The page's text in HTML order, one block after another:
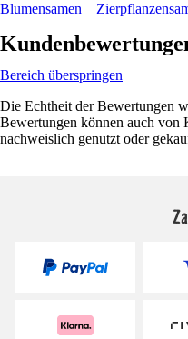
Blumensamen
Bereich überspringen
Die Echtheit der Bewertungen
Bewertungen können auch von
nachweislich genutzt oder